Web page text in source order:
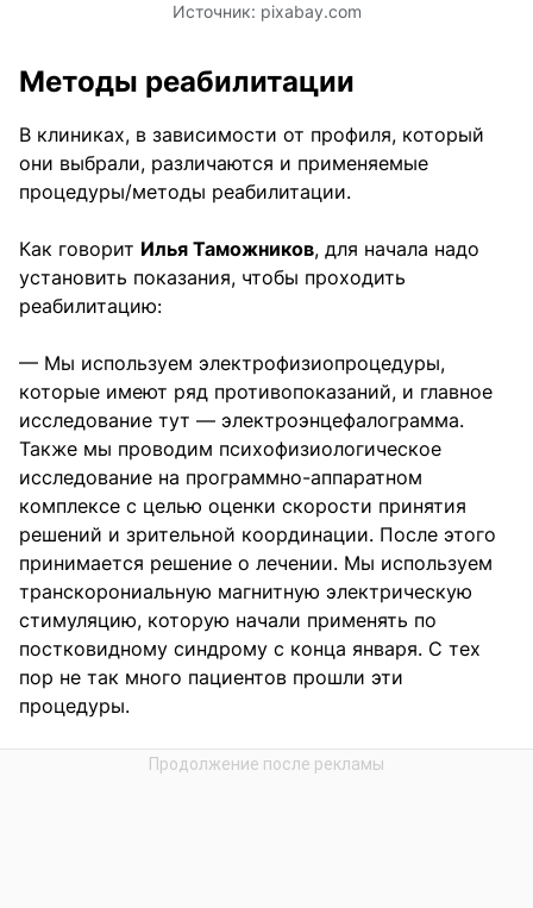
Источник: pixabay.com
Методы реабилитации
В клиниках, в зависимости от профиля, который
они выбрали, различаются и применяемые
процедуры/методы реабилитации.
Как говорит Илья Таможников, для начала надо
установить показания, чтобы проходить
реабилитацию:
— Мы используем электрофизиопроцедуры,
которые имеют ряд противопоказаний, и главное
исследование тут — электроэнцефалограмма.
Также мы проводим психофизиологическое
исследование на программно-аппаратном
комплексе с целью оценки скорости принятия
решений и зрительной координации. После этого
принимается решение о лечении. Мы используем
транскорониальную магнитную электрическую
стимуляцию, которую начали применять по
постковидному синдрому с конца января. С тех
пор не так много пациентов прошли эти
процедуры.